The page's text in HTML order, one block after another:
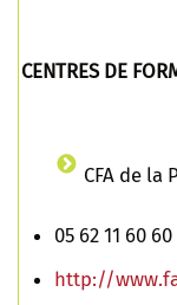
CENTRES DE
CFA de la
05 62 11 60 60
http://